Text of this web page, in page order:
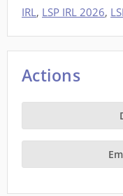
IRL, LSP IRL 2026,
Actions